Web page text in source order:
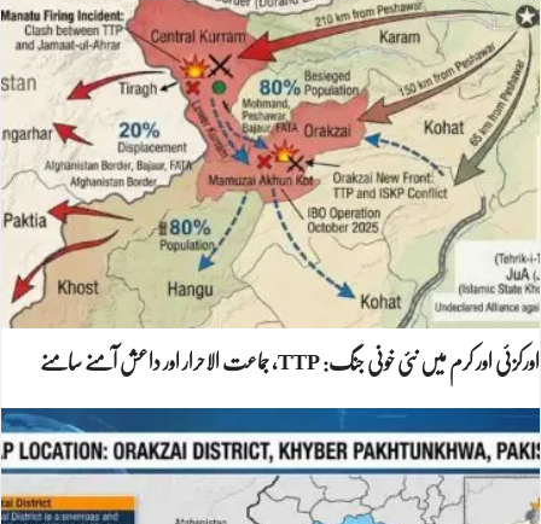
اورکزئی اور کرم میں نئی خونی جنگ: TTP، جماعت الاحرار اور داعش آمنے سامنے